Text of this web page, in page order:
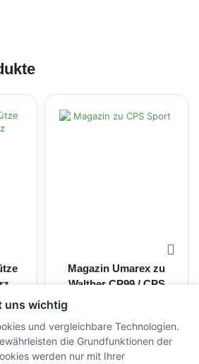
Magazin Umarex zu
Walther CP99 / CPS
uns wichtig
und vergleichbare Technologien.
die Grundfunktionen der
werden nur mit Ihrer